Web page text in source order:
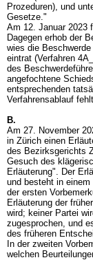
Prozeduren), und
Gesetze."
Am 12. Januar 2023
Dagegen erhob der
wies die
eintrat (Verfahren
des
angefochtene
entsprechenden
Verfahrensablauf
B.
Am 27. November
in Zürich einen
des Bezirksgerichts
Gesuch des
Erläuterung". Der
und besteht in
der ersten
Erläuterung der
wird; keiner Partei
zugesprochen, und
des früheren
In der zweiten
welchen